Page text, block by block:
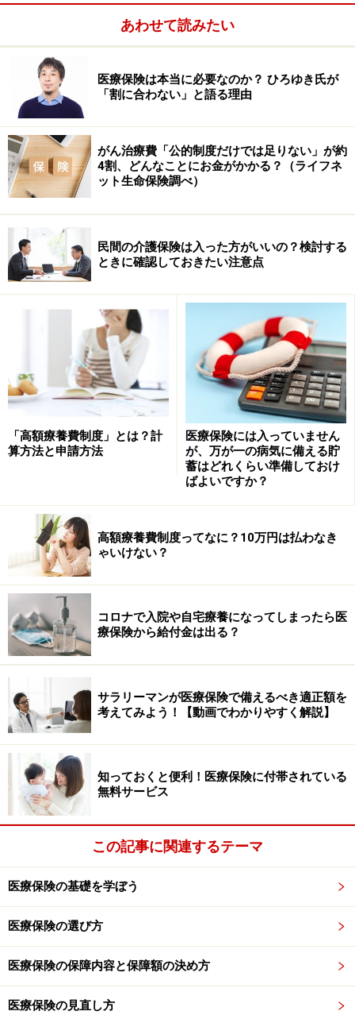
医療保険の歴史は比較的浅いのです
昨今は死亡保険に代わって医療保険の需要が増していま
すが、各保険会社が医療保険を積極的に発売するように
なったのは、そんなに昔ではありません。
保険会社のホームページで確認してみると、例えば、日
本生命は2001年にニッセイ医療終身保険「生きるチカ
ラ」を発売、安田生命（現明治安田生命）は2002年に無
配当医療保険を発売、ソニー生命は1992年に総合医療保
険を発売、損保ジャパンひまわり生命（現NKSJひまわり
生命）は1993年に終身医療保険を発売、と記載されてい
ます。
以前は外資系保険会社が参入しやすいよう、医療保険や
がん保険の取り扱いは外資系等に限定されていました。
そのため、日本への参入が早かったアフラックやメット
ライフアリコは古くから取り扱いをしていました。ソニ
ー生命やNKSJひまわり生命も、以前は外国の資本が入っ
ていたので、日本の保険会社よりも早く発売できまし
た。
損保系の生保はほとんどが設立から20年も経っていな
く、2001年に医療保険やがん保険等（第3分野）への単
品商品参入が解禁されて以降に医療保険等を発売開始し
どこの保険会社も、医療保険やがん保険を発売する前
は、入院や手術の保障を死亡保険に付加する「特約」と
して取り揃えていました。
このように、15年前は医療保険やがん保険を取り扱う保
険会社がかなり限られていて、医療保険の商品数も今ほ
では、保障内容はどうだったのでしょうか？次のページ
で、現在と15年前の保障内容の違いをみていきます。
※記事内容は執筆時点のものです。最新の内容をご確認くださ
商品や投資行動を推奨するものではありません。
あわせて読みたい
医療保険は本当に必要なのか？ ひろゆき氏が
「割に合わない」と語る理由
がん治療費「公的制度だけでは足りない」が約
4割、どんなことにお金がかかる？（ライフネ
ット生命保険調べ）
民間の介護保険は入った方がいいの？検討する
ときに確認しておきたい注意点
「高額療養費制度」とは？計
算方法と申請方法
医療保険には入っていません
が、万が一の病気に備える貯
蓄はどれくらい準備しておけ
ばよいですか？
高額療養費制度ってなに？10万円は払わなき
ゃいけない？
コロナで入院や自宅療養になってしまったら医
療保険から給付金は出る？
サラリーマンが医療保険で備えるべき適正額を
考えてみよう！【動画でわかりやすく解説】
知っておくと便利！医療保険に付帯されている
無料サービス
この記事に関連するテーマ
医療保険の基礎を学ぼう
医療保険の選び方
医療保険の保障内容と保障額の決め方
医療保険の見直し方